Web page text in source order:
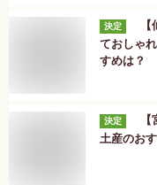
決定
ておしゃ
すめは？
決定
土産のお